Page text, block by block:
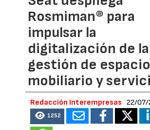
Rosmiman® para
impulsar la
digitalización de la
gestión de
mobiliario y
Redacción Interempresas 22/07/
1252